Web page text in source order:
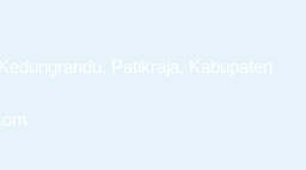
Patikraja, Kabupaten